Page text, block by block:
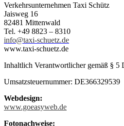
Verkehrsunternehmen Taxi Schütz
Jaisweg 16
82481 Mittenwald
Tel. +49 8823 – 8310
ed.zteuhcs-ixat@ofni
www.taxi-schuetz.de
Inhaltlich Verantwortlicher gemäß § 5
Umsatzsteuernummer: DE366329539
Webdesign:
www.goeasyweb.de
Fotonachweise: